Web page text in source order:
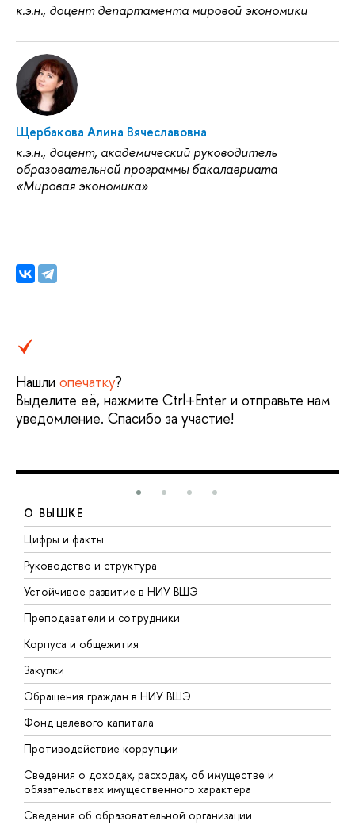
к.э.н., доцент департамента мировой экономики
Щербакова Алина Вячеславовна
к.э.н., доцент, академический руководитель
образовательной программы бакалавриата
«Мировая экономика»
Нашли опечатку?
Выделите её, нажмите Ctrl+Enter и отправьте нам
уведомление. Спасибо за участие!
О ВЫШКЕ
Цифры и факты
Руководство и структура
Устойчивое развитие в НИУ ВШЭ
Преподаватели и сотрудники
Корпуса и общежития
Закупки
Обращения граждан в НИУ ВШЭ
Фонд целевого капитала
Противодействие коррупции
Сведения о доходах, расходах, об имуществе и
обязательствах имущественного характера
Сведения об образовательной организации